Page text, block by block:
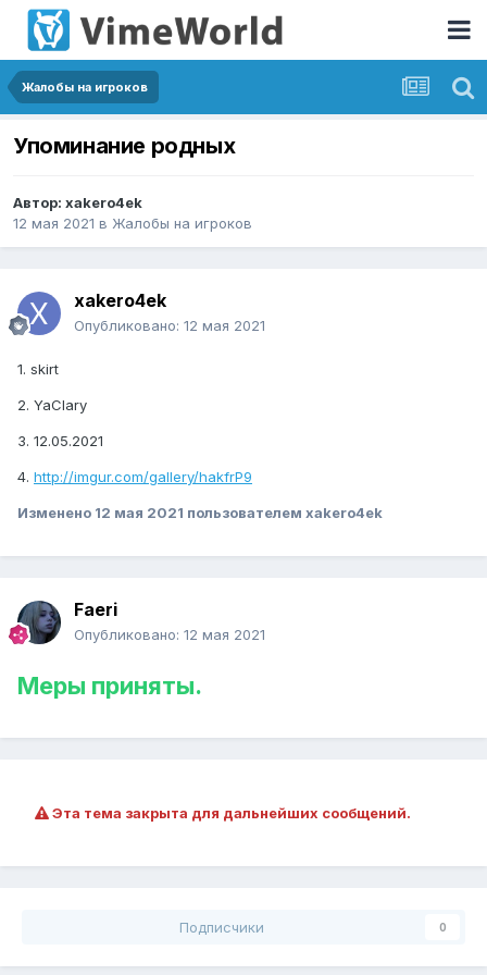
Жалобы на игроков
Упоминание родных
Автор: xakero4ek
12 мая 2021 в Жалобы на игроков
xakero4ek
Опубликовано: 12 мая 2021
1. skirt
2. YaClary
3. 12.05.2021
4. http://imgur.com/gallery/hakfrP9
Изменено 12 мая 2021 пользователем xakero4ek
Faeri
Опубликовано: 12 мая 2021
Меры приняты.
Эта тема закрыта для дальнейших сообщений.
Подписчики 0